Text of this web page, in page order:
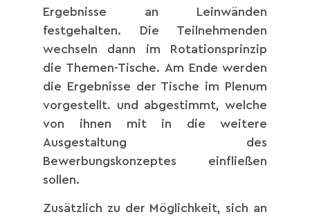
Ergebnisse an Leinwänden
festgehalten. Die Teilnehmenden
wechseln dann im Rotationsprinzip
die Themen-Tische. Am Ende werden
die Ergebnisse der Tische im Plenum
vorgestellt. und abgestimmt, welche
von ihnen mit in die weitere
Ausgestaltung des
Bewerbungskonzeptes einfließen
sollen.
Zusätzlich zu der Möglichkeit, sich an